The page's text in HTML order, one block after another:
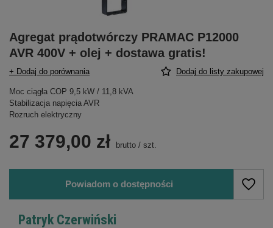
Agregat prądotwórczy PRAMAC P12000
AVR 400V + olej + dostawa gratis!
+ Dodaj do porównania Dodaj do listy zakupowej
Moc ciągła COP 9,5 kW / 11,8 kVA
Stabilizacja napięcia AVR
Rozruch elektryczny
27 379,00 zł brutto / szt.
Powiadom o dostępności
Patryk Czerwiński